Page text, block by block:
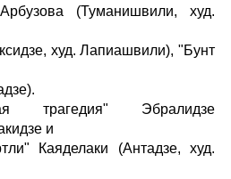
(Туманишвили, худ.
худ. Лапиашвили), "Бунт
трагедия" Эбралидзе
и
Каяделаки (Антадзе, худ.